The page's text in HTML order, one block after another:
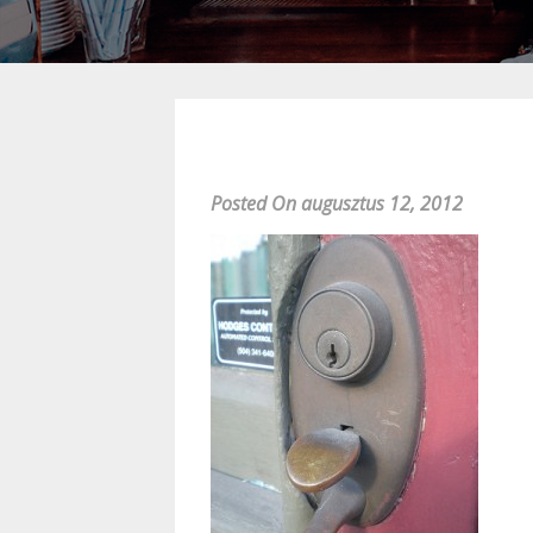
Posted On augusztus 12, 2012